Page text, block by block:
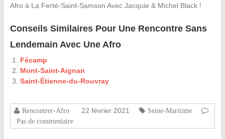
Afro à La Ferté-Saint-Samson Avec Jacquie & Michel Black !
Conseils Similaires Pour Une Rencontre Sans
Lendemain Avec Une Afro
Fécamp
Mont-Saint-Aignan
Saint-Étienne-du-Rouvray
Rencontrer-Afro 22 février 2021
Seine-Maritime
Pas de commentaire